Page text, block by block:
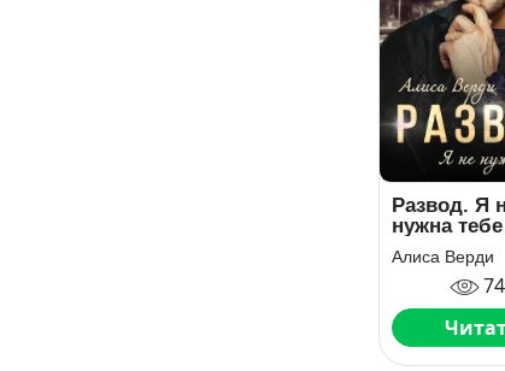
Развод. Я
нужна тебе
Алиса Верди